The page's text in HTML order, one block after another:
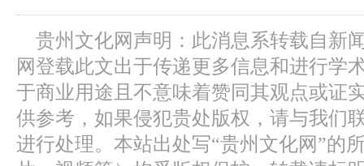
贵州文化网声明：此消息系转载自新
网登载此文出于传递更多信息和进行学
于商业用途且不意味着赞同其观点或证
供参考，如果侵犯贵处版权，请与我们
进行处理。本站出处写“贵州文化网”的